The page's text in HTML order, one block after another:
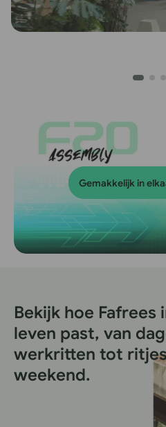
Gemakkelijk in
Bekijk hoe Fafrees
leven past, van
werkritten tot
weekend.